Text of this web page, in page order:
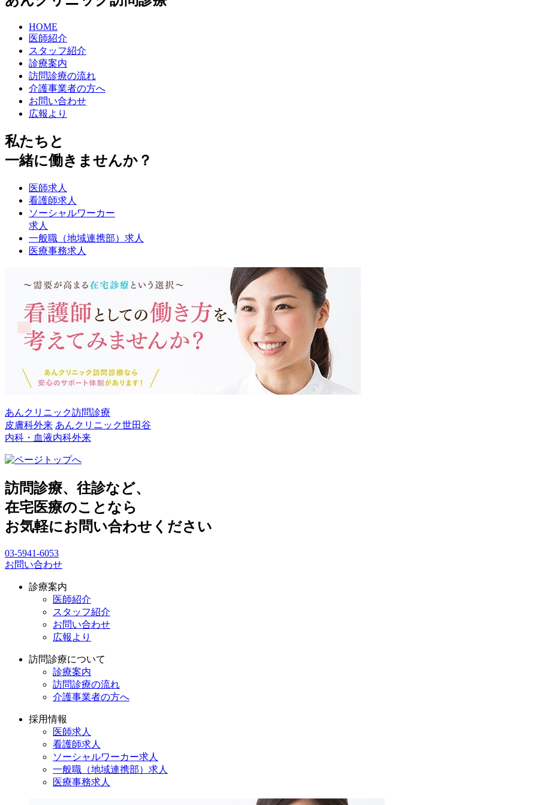
HOME
医師紹介
スタッフ紹介
診療案内
訪問診療の流れ
介護事業者の方へ
お問い合わせ
広報より
私たちと
一緒に働きませんか？
医師求人
看護師求人
ソーシャルワーカー
求人
一般職（地域連携部）求人
医療事務求人
あんクリニック訪問診療
皮膚科外来 あんクリニック世田谷
内科・血液内科外来
訪問診療、往診など、
在宅医療のことなら
お気軽にお問い合わせください
03-5941-6053
お問い合わせ
診療案内
医師紹介
スタッフ紹介
お問い合わせ
広報より
訪問診療について
診療案内
訪問診療の流れ
介護事業者の方へ
採用情報
医師求人
看護師求人
ソーシャルワーカー求人
一般職（地域連携部）求人
医療事務求人